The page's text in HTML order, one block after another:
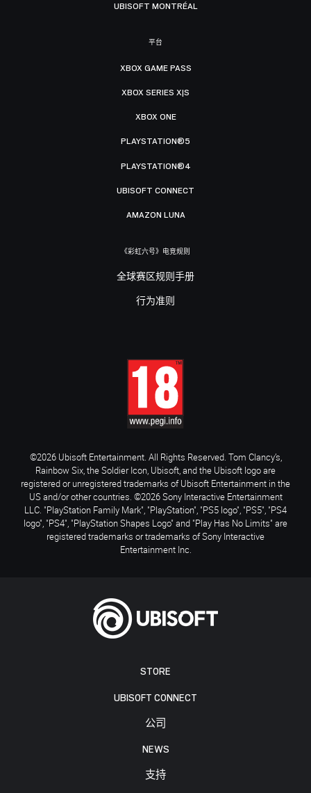
STORE
UBISOFT CONNECT
公司
NEWS
支持
UBISOFT MONTRÉAL
平台
XBOX GAME PASS
XBOX SERIES X|S
XBOX ONE
PLAYSTATION®5
PLAYSTATION®4
UBISOFT CONNECT
AMAZON LUNA
《彩虹六号》电竞规则
全球赛区规则手册
行为准则
©2026 Ubisoft Entertainment. All Rights Reserved. Tom Clancy’s,
Rainbow Six, the Soldier Icon, Ubisoft, and the Ubisoft logo are
registered or unregistered trademarks of Ubisoft Entertainment in the
US and/or other countries. ©2026 Sony Interactive Entertainment
LLC. "PlayStation Family Mark", "PlayStation", "PS5 logo", "PS5", "PS4
logo", "PS4", "PlayStation Shapes Logo" and "Play Has No Limits" are
registered trademarks or trademarks of Sony Interactive
Entertainment Inc.